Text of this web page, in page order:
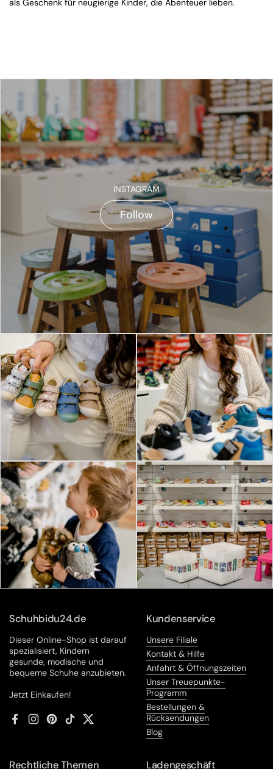
als Geschenk für neugierige Kinder, die Abenteuer lieben.
INSTAGRAM
Follow
Schuhbidu24.de
Dieser Online-Shop ist darauf
spezialisiert, Kindern
gesunde, modische und
bequeme Schuhe anzubieten.
Jetzt Einkaufen!
FacebookInstagram
Pinterest
TikTokTwitter
Kundenservice
Unsere Filiale
Kontakt & Hilfe
Anfahrt & Öffnungszeiten
Unser Treuepunkte-
Programm
Bestellungen &
Rücksendungen
Blog
Rechtliche Themen Ladengeschäft